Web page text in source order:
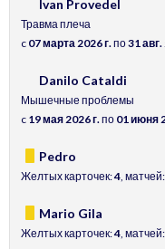
Ivan Provedel
Травма плеча
c 07 марта 2026 г.по31 авг.
Danilo Cataldi
Мышечные проблемы
c 19 мая 2026 г.по 01 июня
Pedro
Желтых карточек:4, матчей:
Mario Gila
Желтых карточек:4, матчей: